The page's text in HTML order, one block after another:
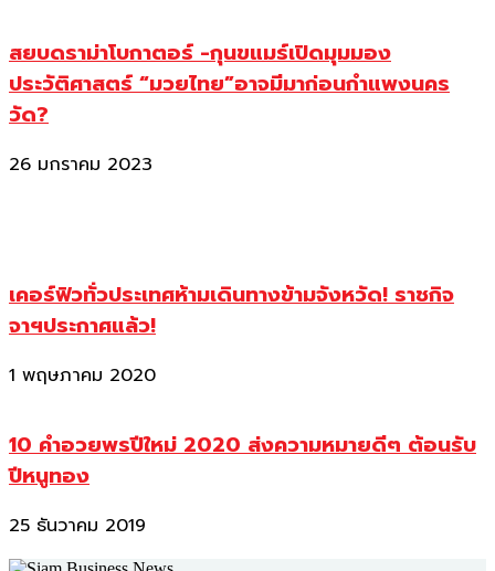
สยบดราม่าโบกาตอร์ -กุนขแมร์เปิดมุมมอง
ประวัติศาสตร์ “มวยไทย”อาจมีมาก่อนกำแพงนคร
วัด?
26 มกราคม 2023
เคอร์ฟิวทั่วประเทศห้ามเดินทางข้ามจังหวัด! ราชกิจ
จาฯประกาศแล้ว!
1 พฤษภาคม 2020
10 คำอวยพรปีใหม่ 2020 ส่งความหมายดีๆ ต้อนรับ
ปีหนูทอง
25 ธันวาคม 2019